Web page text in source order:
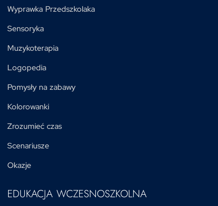
Wyprawka Przedszkolaka
Sensoryka
Muzykoterapia
Logopedia
Pomysły na zabawy
Kolorowanki
Zrozumieć czas
Scenariusze
Okazje
EDUKACJA WCZESNOSZKOLNA